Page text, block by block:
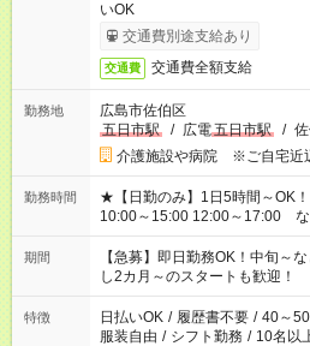
いOK
交通費別途支給あり
交通費 交通費全額支給
勤務地
広島市佐伯区
五日市駅
/ 広電五日市駅 /
介護施設や病院 ※ご自宅近
勤務時間
★【日勤のみ】1日5時間～OK！ ≪シフト例≫ 9:00～14:00
10:00～15:00 12:00～17:00
期間
【急募】即日勤務OK！中旬
し2カ月～のスタートも歓迎！
特徴 日払いOK / 履歴書不要 / 40～
服装自由 / シフト勤務 / 10名以